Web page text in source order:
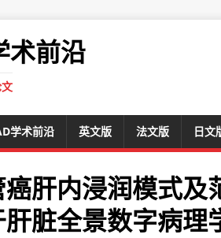
术前沿
学术前沿 英文版 法文版 日文
肝内浸润模式及
脏全景数字病理